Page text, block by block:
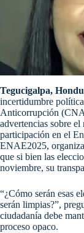
Tegucigalpa,
incertidumbre
Anticorrupción
advertencias sobre
participación en el
ENAE2025,
que si bien las
noviembre, su
“¿Cómo serán esas
serán limpias?”,
ciudadanía debe
proceso opaco.